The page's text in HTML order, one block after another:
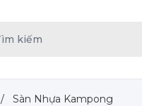
/ Sàn Nhựa Kampong